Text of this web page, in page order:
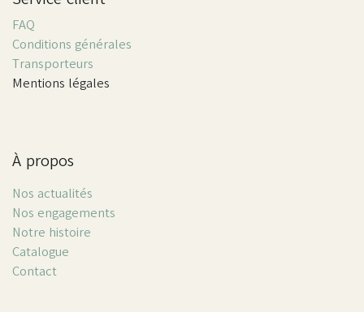
FAQ
Conditions générales
Transporteurs
Mentions légales
À propos
Nos actualités
Nos engagements
Notre histoire
Catalogue
Contact